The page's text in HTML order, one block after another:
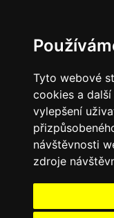
Tyto webové
cookies a
vylepšení
návštěvnosti
zdroje